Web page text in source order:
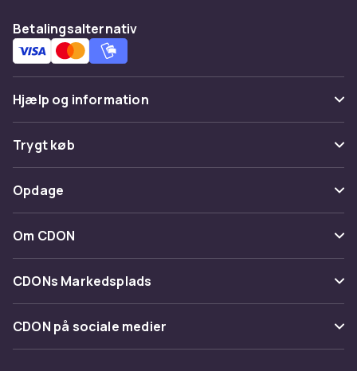
Betalingsalternativ
Hjælp og information
Ofte stillede spørgsmål
Spor pakke
Fortryd & returner her
Kontakt os
Trygt køb
Betaling
Levering
Tilbagekaldelser
Opdage
Kategorier
Maerke
Om CDON
Om os
Kundeanmeldelser
Arbejd på CDON
CDONs Markedsplads
Merchant Help Center
CDON på sociale medier